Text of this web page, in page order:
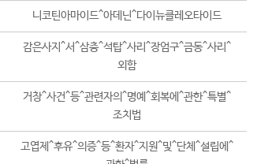
니코틴아마이드^아데닌^다이뉴클레오타이드
감은사지^서^삼층^석탑^사리^장엄구^금동^사리^
외함
거창^사건^등^관련자의^명예^회복에^관한^특별^
조치법
고엽제^후유^의증^등^환자^지원^및^단체^설립에^